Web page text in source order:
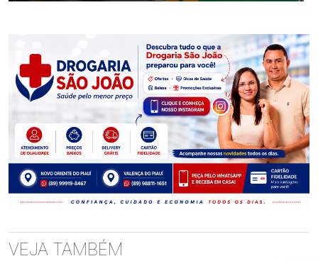
VEJA TAMBÉM